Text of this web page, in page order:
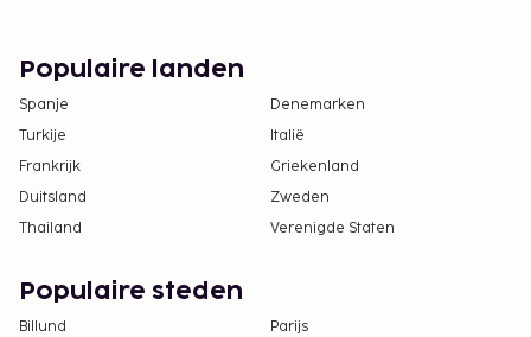
Populaire landen
Spanje
Denemarken
Turkije
Italië
Frankrijk
Griekenland
Duitsland
Zweden
Thailand
Verenigde Staten
Populaire steden
Billund
Parijs